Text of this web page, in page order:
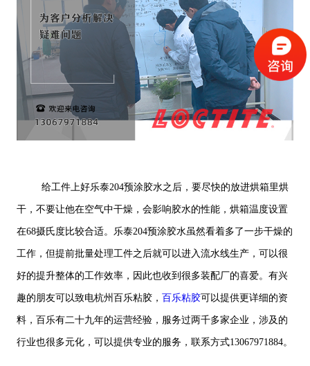
给工件上好乐泰204预涂胶水之后，要尽快的放进烘箱里烘
干，不要让他在空气中干燥，会影响胶水的性能，烘箱温度设置
在68摄氏度比较合适。乐泰204预涂胶水虽然看着多了一步干燥的
工作，但提前批量处理工件之后就可以进入流水线生产，可以很
好的提升整体的工作效率，因此也收到很多装配厂的喜爱。有兴
趣的朋友可以致电杭州百乐粘胶， 百乐粘胶可以提供更详细的资
料，百乐有二十九年的运营经验，服务过两千多家企业，涉及的
行业也很多元化，可以提供专业的服务，联系方式13067971884。